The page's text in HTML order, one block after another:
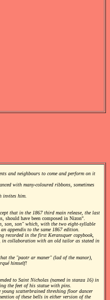
and neighbours to come and perform on it
with many-coloured ribbons, sometimes
invites him.
that in the 1867 third main release, the last
should have been composed in Nizon".
son, son" which, with the two eight-syllable
appendix to the same 1867 edition.
recorded in the first Keransquer copybook,
in collaboration with an old tailor as stated in
the "paotr ar maner" (lad of the manor),
himself!
to Saint Nicholas (named in stanza 16) in
the feet of his statue with pins.
scatterbrained threshing floor dancer
of these bells in either version of the